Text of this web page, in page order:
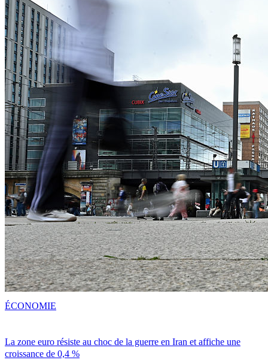
La zone euro résiste au choc de la guerre en Iran et affiche une
croissance de 0,4 %
ÉCONOMIE